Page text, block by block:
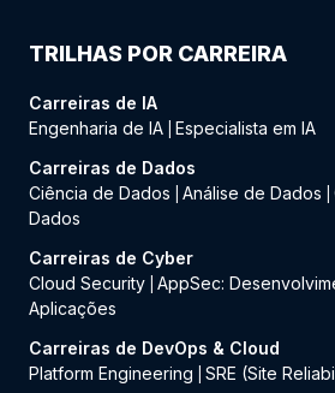
TRILHAS POR CARREIRA
Carreiras de IA
Engenharia de IA Especialista em IA
Carreiras de Dados
Ciência de Dados
Análise de Dados
Dados
Carreiras de Cyber
Cloud Security AppSec:
Aplicações
Carreiras de DevOps & Cloud
Platform Engineering
SRE (Site